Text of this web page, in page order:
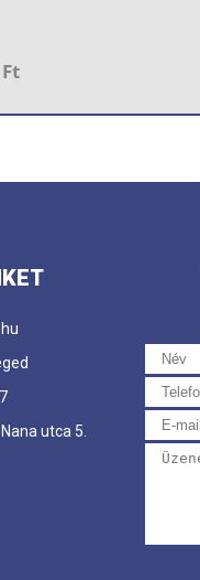
utca 5.